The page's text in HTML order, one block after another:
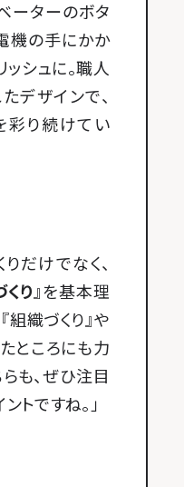
ーターのボタ
機の手にかか
シュに。職人
デザインで、
彩り続けてい
だけでなく、
り 』を基本理
組織づくり』や
たところにも力
も、ぜひ注目
トですね。」